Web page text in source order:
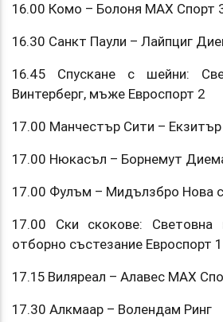
16.00 Комо – Болоня МАХ Спорт
16.30 Санкт Паули – Лайпциг
16.45 Спускане с шейни:
Винтерберг, мъже Евроспорт 2
17.00 Манчестър Сити –
17.00 Нюкасъл – Борнемут
17.00 Фулъм – Мидълзбро Нова
17.00 Ски скокове: Световна
отборно състезание Евроспорт 1
17.15 Виляреал – Алавес МАХ
17.30 Алкмаар – Волендам Ринг